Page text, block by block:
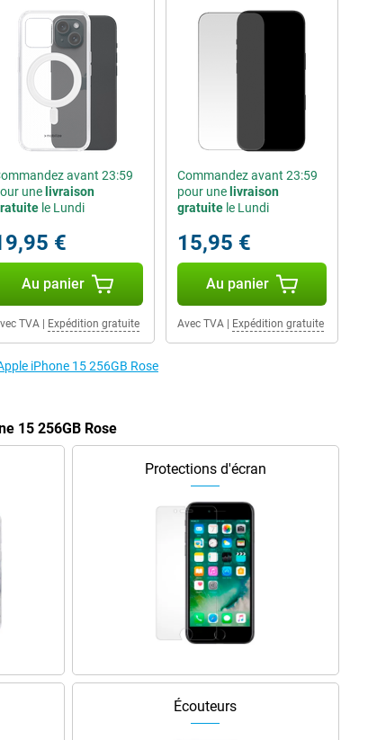
avant 23:59
une livraison
le Lundi
€
Au panier
TVA| Expédition gratuite
Commandez avant 23:59
pour une livraison
gratuitele Lundi
15,95 €
Au panier
Avec TVA| Expédition gratuite
iPhone 15 256GB Rose
15 256GB Rose
Protections d'écran
Écouteurs